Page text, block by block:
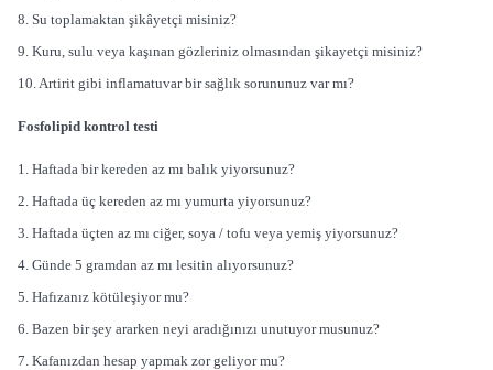
8. Su toplamaktan şikâyetçi misiniz?
9. Kuru, sulu veya kaşınan gözleriniz olmasından şikayetçi misiniz?
10. Artirit gibi inflamatuvar bir sağlık sorununuz var mı?
Fosfolipid kontrol testi
1. Haftada bir kereden az mı balık yiyorsunuz?
2. Haftada üç kereden az mı yumurta yiyorsunuz?
3. Haftada üçten az mı ciğer, soya / tofu veya yemiş yiyorsunuz?
4. Günde 5 gramdan az mı lesitin alıyorsunuz?
5. Hafızanız kötüleşiyor mu?
6. Bazen bir şey ararken neyi aradığınızı unutuyor musunuz?
7. Kafanızdan hesap yapmak zor geliyor mu?